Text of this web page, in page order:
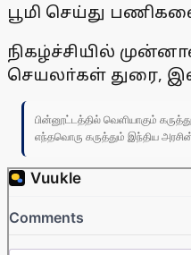
பூமி செய்து
நிகழ்ச்சியில்
செயலா்கள் துரை,
பின்னூட்டத்தில் வெளியாகும்
எந்தவொரு கருத்தும் இந்திய